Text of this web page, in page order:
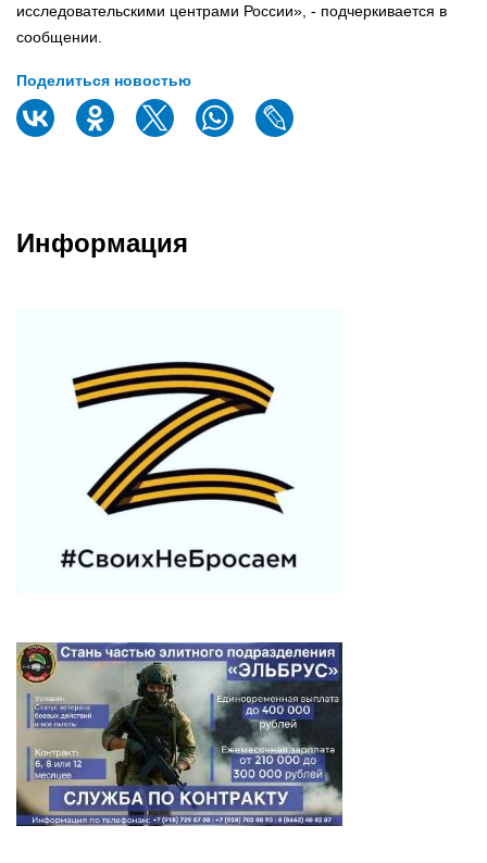
исследовательскими центрами России», - подчеркивается в
сообщении.
Поделиться новостью
Информация